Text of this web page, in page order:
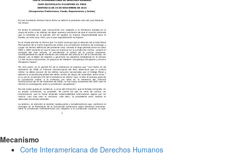
Mecanismo
Corte Interamericana de Derechos Humanos